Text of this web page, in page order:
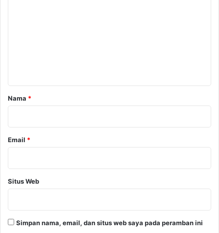
r
Nama *
Email *
Situs Web
Simpan nama, email, dan situs web saya pada peramban ini